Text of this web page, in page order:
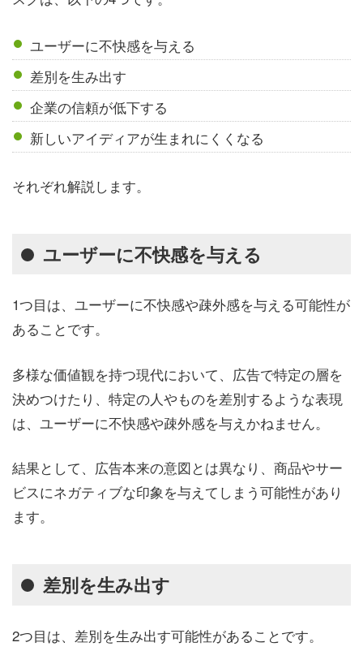
ユーザーに不快感を与える
差別を生み出す
企業の信頼が低下する
新しいアイディアが生まれにくくなる
それぞれ解説します。
ユーザーに不快感を与える
1つ目は、ユーザーに不快感や疎外感を与える可能性が
あることです。
多様な価値観を持つ現代において、広告で特定の層を
決めつけたり、特定の人やものを差別するような表現
は、ユーザーに不快感や疎外感を与えかねません。
結果として、広告本来の意図とは異なり、商品やサー
ビスにネガティブな印象を与えてしまう可能性があり
ます。
差別を生み出す
2つ目は、差別を生み出す可能性があることです。